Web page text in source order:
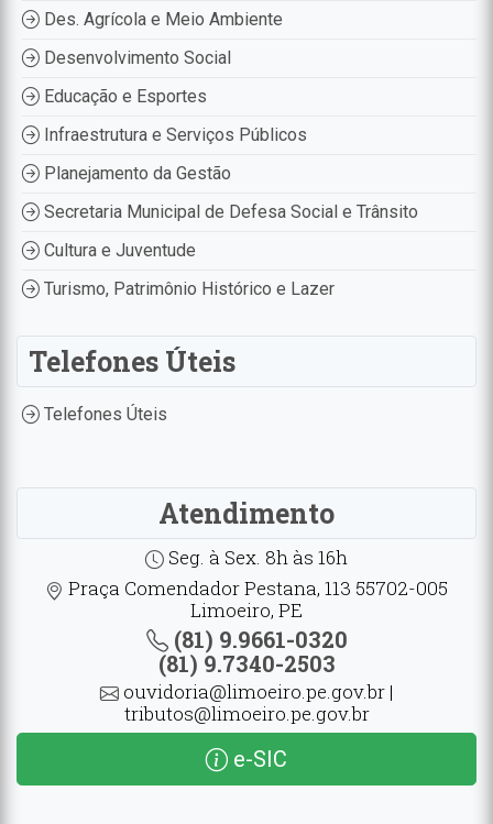
Des. Agrícola e Meio Ambiente
Desenvolvimento Social
Educação e Esportes
Infraestrutura e Serviços Públicos
Planejamento da Gestão
Secretaria Municipal de Defesa Social e Trânsito
Cultura e Juventude
Turismo, Patrimônio Histórico e Lazer
Telefones Úteis
Telefones Úteis
Atendimento
Seg. à Sex. 8h às 16h
Praça Comendador Pestana, 113 55702-005
Limoeiro, PE
(81) 9.9661-0320
(81) 9.7340-2503
ouvidoria@limoeiro.pe.gov.br |
tributos@limoeiro.pe.gov.br
e-SIC